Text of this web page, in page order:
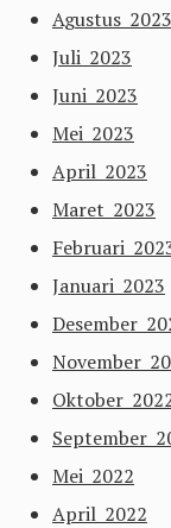
Agustus 2023
Juli 2023
Juni 2023
Mei 2023
April 2023
Maret 2023
Februari
Januari 2023
Desember
November
Oktober
September
Mei 2022
April 2022